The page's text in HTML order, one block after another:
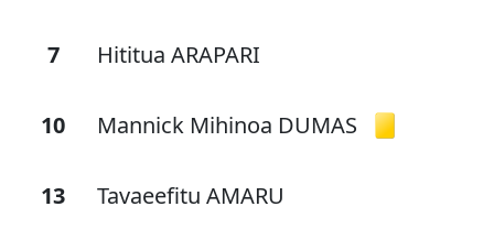
7 Hititua ARAPARI
10 Mannick Mihinoa DUMAS
13 Tavaeefitu AMARU